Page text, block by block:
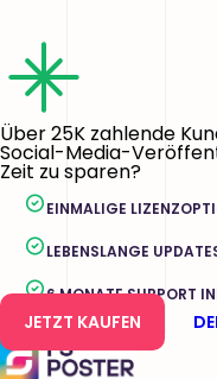
Über 25K zahlende
Social-Media-
Zeit zu sparen?
EINMALIGE
LEBENSLANGE
6 MONATE SUPPORT
JETZT KAUFEN